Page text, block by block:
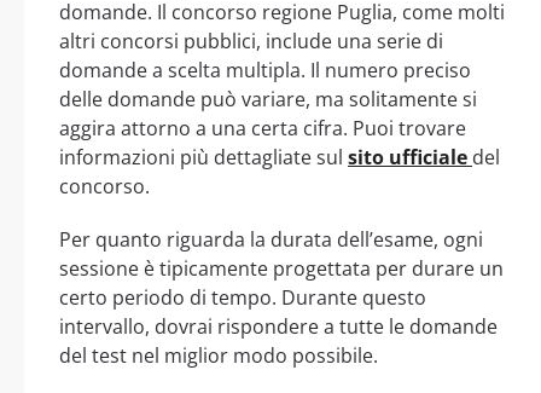
domande. Il concorso regione Puglia, come molti
altri concorsi pubblici, include una serie di
domande a scelta multipla. Il numero preciso
delle domande può variare, ma solitamente si
aggira attorno a una certa cifra. Puoi trovare
informazioni più dettagliate sul sito ufficiale del
concorso.
Per quanto riguarda la durata dell’esame, ogni
sessione è tipicamente progettata per durare un
certo periodo di tempo. Durante questo
intervallo, dovrai rispondere a tutte le domande
del test nel miglior modo possibile.